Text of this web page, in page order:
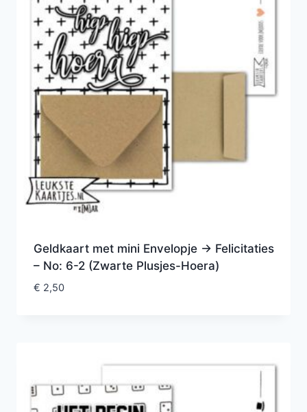
Geldkaart met mini Envelopje -> Felicitaties
– No: 6-2 (Zwarte Plusjes-Hoera)
€ 2,50